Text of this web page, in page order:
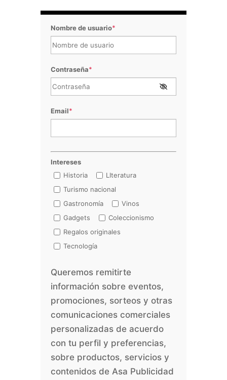
Nombre de usuario*
Contraseña*
Email*
Intereses
Historia
LIteratura
Turismo nacional
Gastronomía
Vinos
Gadgets
Coleccionismo
Regalos originales
Tecnología
Queremos remitirte
información sobre eventos,
promociones, sorteos y otras
comunicaciones comerciales
personalizadas de acuerdo
con tu perfil y preferencias,
sobre productos, servicios y
contenidos de Asa Publicidad